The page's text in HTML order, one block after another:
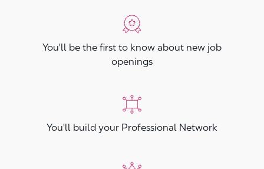
You'll be the first to know about new job
openings
You'll build your Professional Network